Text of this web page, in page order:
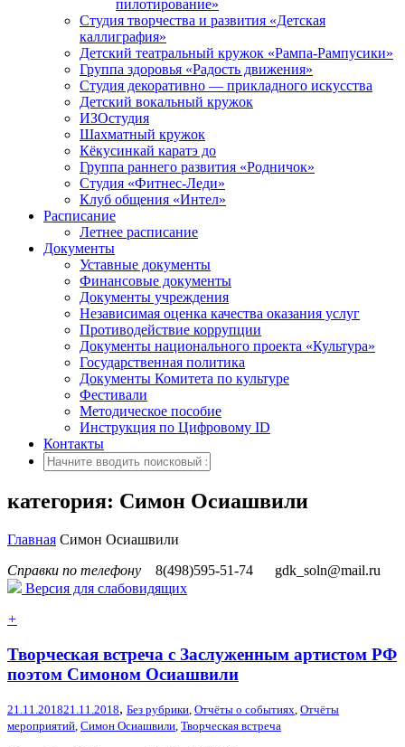
пилотирование»
Студия творчества и развития «Детская
каллиграфия»
Детский театральный кружок «Рампа-Рампусики»
Группа здоровья «Радость движения»
Студия декоративно — прикладного искусства
Детский вокальный кружок
ИЗОстудия
Шахматный кружок
Кёкусинкай каратэ до
Группа раннего развития «Родничок»
Cтудия «Фитнес-Леди»
Клуб общения «Интел»
Расписание
Летнее расписание
Документы
Уставные документы
Финансовые документы
Документы учреждения
Независимая оценка качества оказания услуг
Противодействие коррупции
Документы национального проекта «Культура»
Государственная политика
Документы Комитета по культуре
Фестивали
Методическое пособие
Инструкция по Цифровому ID
Контакты
категория: Симон Осиашвили
Главная Симон Осиашвили
Справки по телефону
8(498)595-51-74
gdk_soln@mail.ru
Версия для слабовидящих
+
Творческая встреча с Заслуженным артистом РФ
поэтом Симоном Осиашвили
21.11.201821.11.2018, Без рубрики, Отчёты о событиях, Отчёты
мероприятий, Симон Осиашвили, Творческая встреча